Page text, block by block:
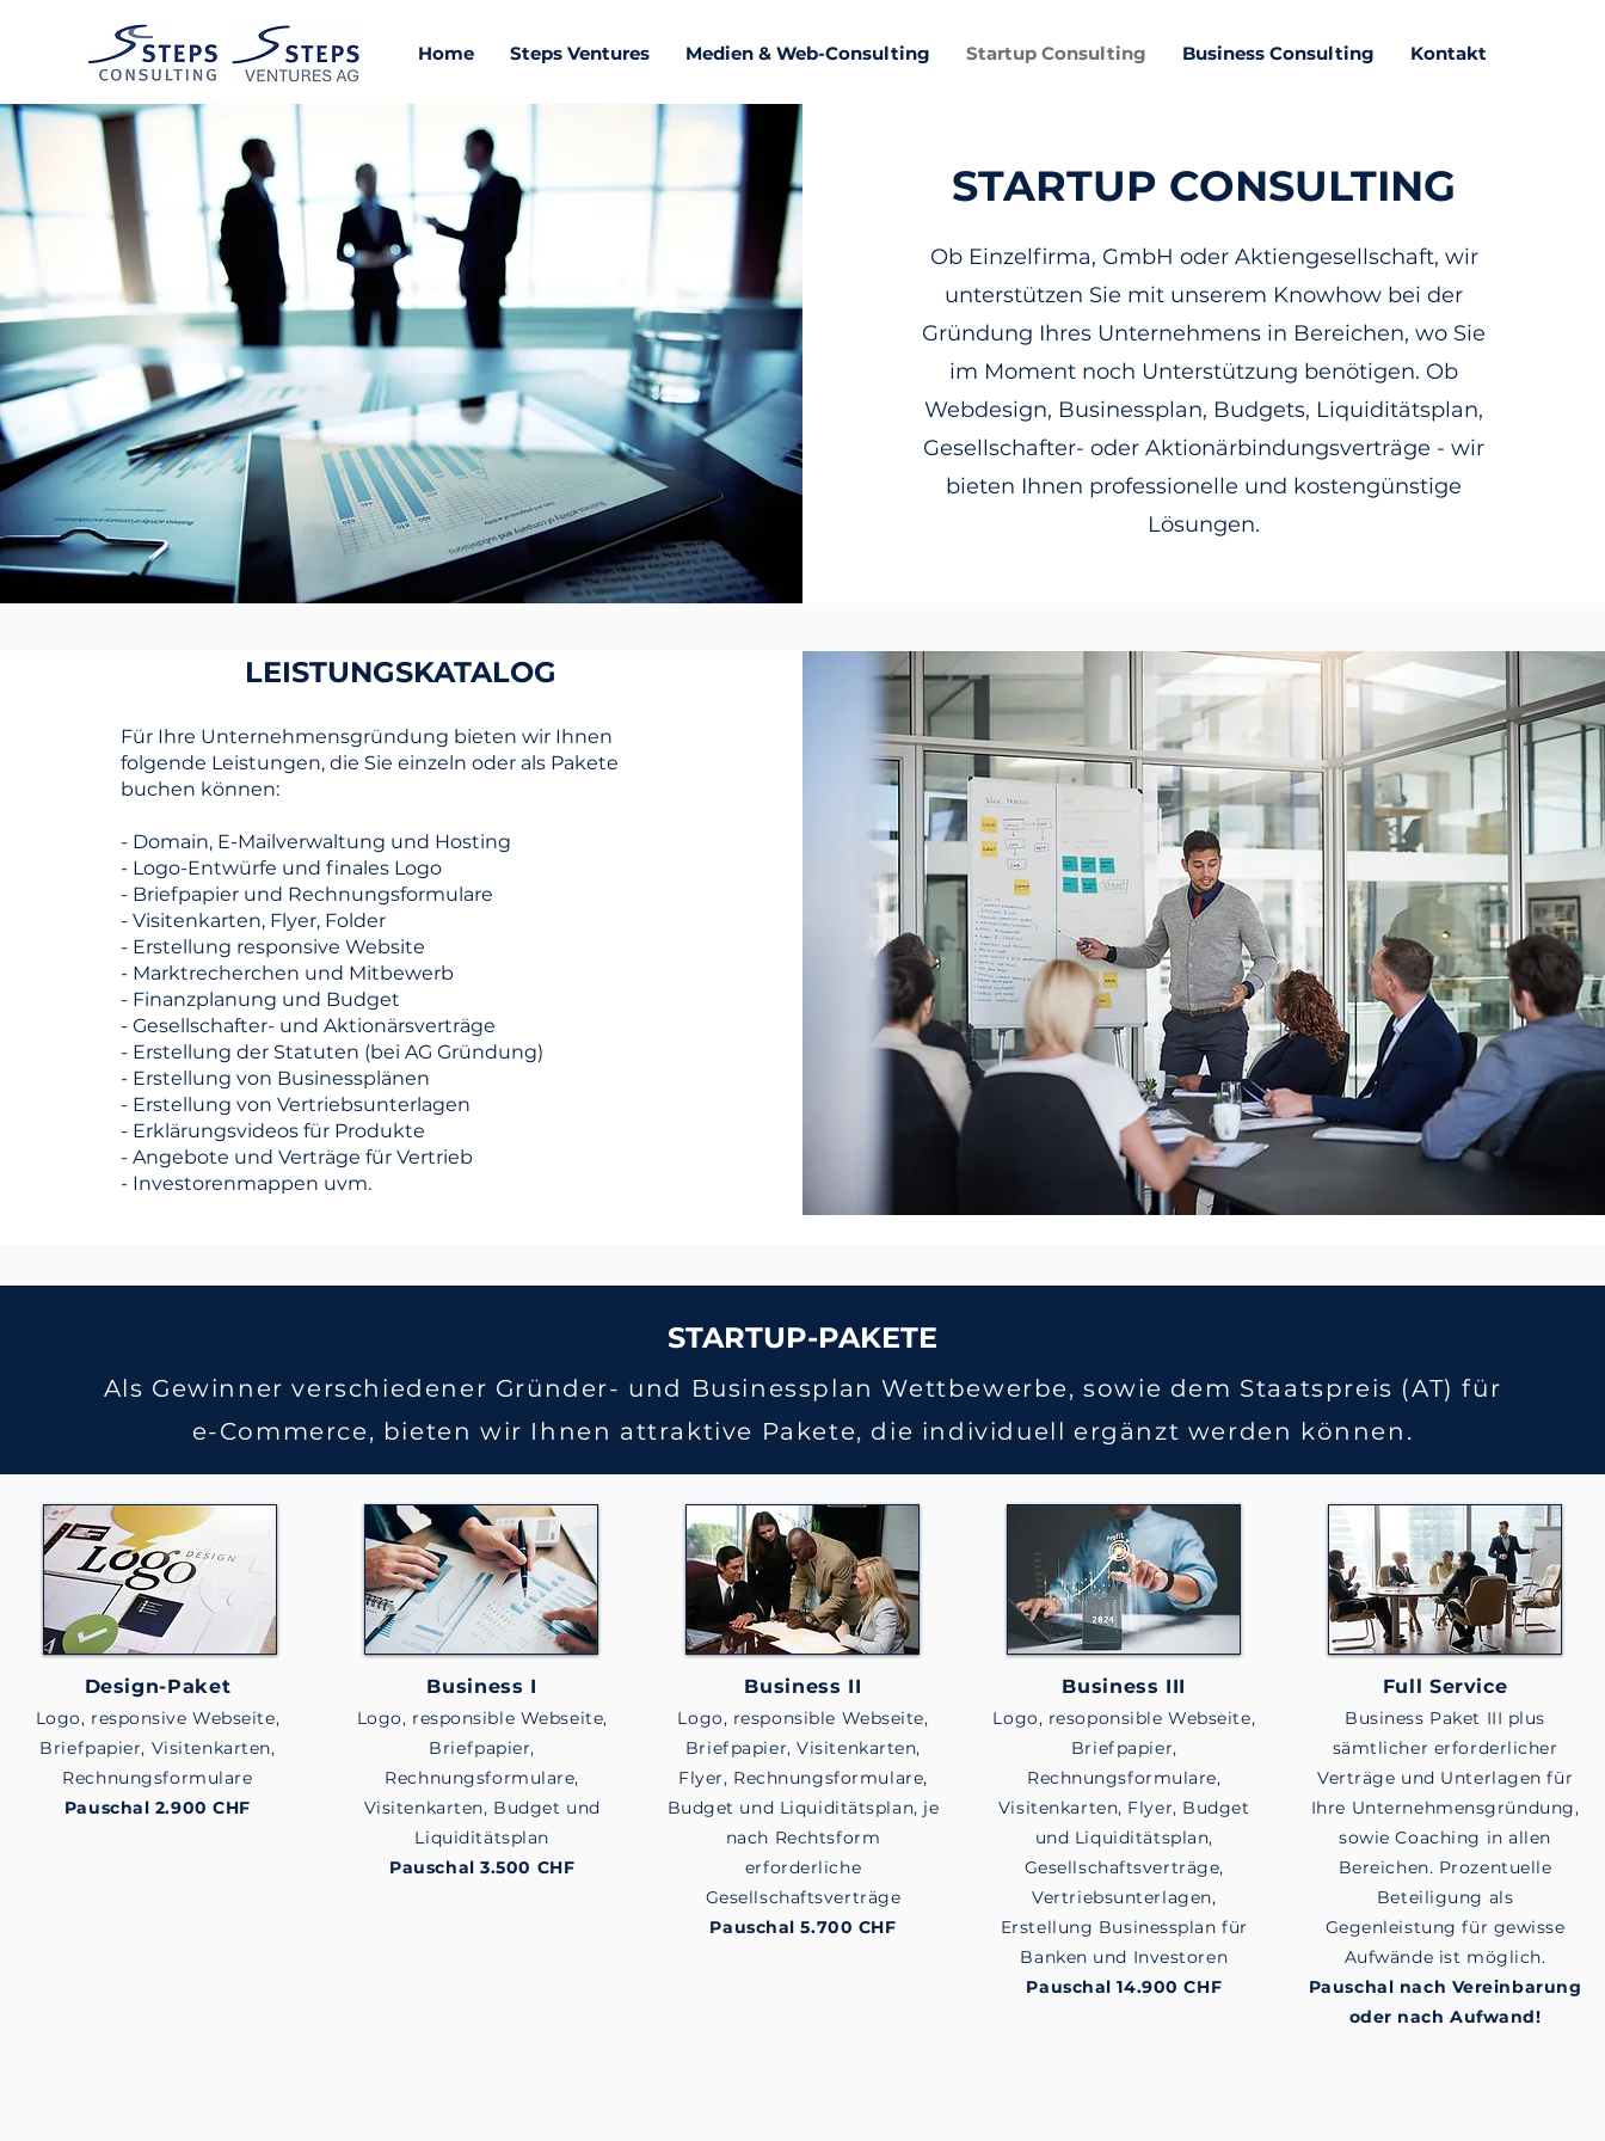
Home Steps Ventures Medien & Web-Consulting Startup Consulting Business Consulting Kontakt
STARTUP CONSULTING
Ob Einzelfirma, GmbH oder Aktiengesellschaft, wir
unterstützen Sie mit unserem Knowhow bei der
Gründung Ihres Unternehmens in Bereichen, wo Sie
im Moment noch Unterstützung benötigen. Ob
Webdesign, Businessplan, Budgets, Liquiditätsplan,
Gesellschafter- oder Aktionärbindungsverträge - wir
bieten Ihnen professionelle und kostengünstige
Lösungen.
LEISTUNGSKATALOG
Für Ihre Unternehmensgründung bieten wir Ihnen
folgende Leistungen, die Sie einzeln oder als Pakete
buchen können:
- Domain, E-Mailverwaltung und Hosting
- Logo-Entwürfe und finales Logo
- Briefpapier und Rechnungsformulare
- Visitenkarten, Flyer, Folder
- Erstellung responsive Website
- Marktrecherchen und Mitbewerb
- Finanzplanung und Budget
- Gesellschafter- und Aktionärsverträge
- Erstellung der Statuten (bei AG Gründung)
- Erstellung von Businessplänen
- Erstellung von Vertriebsunterlagen
- Erklärungsvideos für Produkte
- Angebote und Verträge für Vertrieb
- Investorenmappen uvm.
STARTUP-PAKETE
Als Gewinner verschiedener Gründer- und Businessplan Wettbewerbe, sowie dem Staatspreis (AT) für
e-Commerce, bieten wir Ihnen attraktive Pakete, die individuell ergänzt werden können.
Design-Paket
Logo, responsive Webseite,
Briefpapier, Visitenkarten,
Rechnungsformulare
Pauschal 2.900 CHF
Business I
Logo, responsible Webseite,
Briefpapier,
Rechnungsformulare,
Visitenkarten, Budget und
Liquiditätsplan
Pauschal 3.500 CHF
Business II
Logo, responsible Webseite,
Briefpapier, Visitenkarten,
Flyer, Rechnungsformulare,
Budget und Liquiditätsplan, je
nach Rechtsform
erforderliche
Gesellschaftsverträge
Pauschal 5.700 CHF
Business III
Logo, resoponsible Webseite,
Briefpapier,
Rechnungsformulare,
Visitenkarten, Flyer, Budget
und Liquiditätsplan,
Gesellschaftsverträge,
Vertriebsunterlagen,
Erstellung Businessplan für
Banken und Investoren
Pauschal 14.900 CHF
Full Service
Business Paket III plus
sämtlicher erforderlicher
Verträge und Unterlagen für
Ihre Unternehmensgründung,
sowie Coaching in allen
Bereichen. Prozentuelle
Beteiligung als
Gegenleistung für gewisse
Aufwände ist möglich.
Pauschal nach Vereinbarung
oder nach Aufwand!